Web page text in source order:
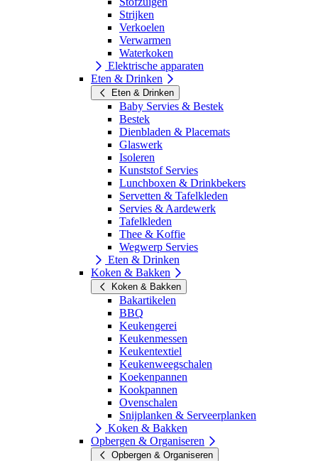
Strijken
Verkoelen
Verwarmen
Waterkoken
Elektrische apparaten
Eten & Drinken
Eten & Drinken
Baby Servies & Bestek
Bestek
Dienbladen & Placemats
Glaswerk
Isoleren
Kunststof Servies
Lunchboxen & Drinkbekers
Servetten & Tafelkleden
Servies & Aardewerk
Tafelkleden
Thee & Koffie
Wegwerp Servies
Eten & Drinken
Koken & Bakken
Koken & Bakken
Bakartikelen
BBQ
Keukengerei
Keukenmessen
Keukentextiel
Keukenweegschalen
Koekenpannen
Kookpannen
Ovenschalen
Snijplanken & Serveerplanken
Koken & Bakken
Opbergen & Organiseren
Opbergen & Organiseren